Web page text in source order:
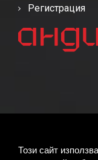
Този сайт
Регистрация